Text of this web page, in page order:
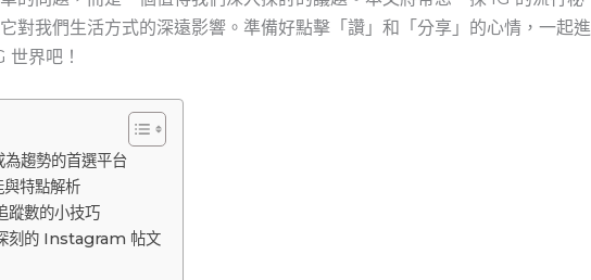
對我們生活方式的深遠影響。準備好點擊「讚」和「分享」的心情，一起進
世界吧！
趨勢的首選平台
特點解析
數的小技巧
刻的 Instagram 帖文